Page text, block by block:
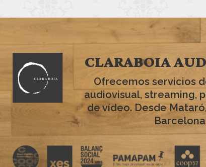
CLARABOIA
Ofrecemos servicios
audiovisual, streaming,
de vídeo. Desde